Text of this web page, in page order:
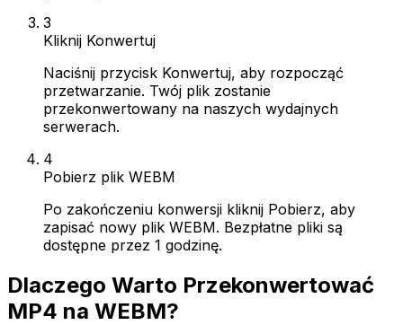
3
Kliknij Konwertuj
Naciśnij przycisk Konwertuj, aby rozpocząć
przetwarzanie. Twój plik zostanie
przekonwertowany na naszych wydajnych
serwerach.
4
Pobierz plik WEBM
Po zakończeniu konwersji kliknij Pobierz, aby
zapisać nowy plik WEBM. Bezpłatne pliki są
dostępne przez 1 godzinę.
Dlaczego Warto Przekonwertować
MP4 na WEBM?